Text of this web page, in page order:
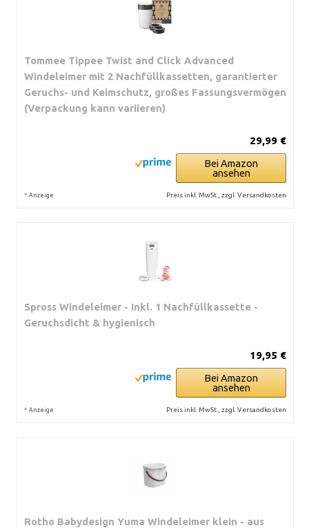
Tommee Tippee Twist and Click Advanced
Windeleimer mit 2 Nachfüllkassetten, garantierter
Geruchs- und Keimschutz, großes Fassungsvermögen
(Verpackung kann variieren)
29,99 €
Bei Amazon
ansehen
* Anzeige Preis inkl. MwSt., zzgl. Versandkosten
Spross Windeleimer - Inkl. 1 Nachfüllkassette -
Geruchsdicht & hygienisch
19,95 €
Bei Amazon
ansehen
* Anzeige Preis inkl. MwSt., zzgl. Versandkosten
Rotho Babydesign Yuma Windeleimer klein - aus